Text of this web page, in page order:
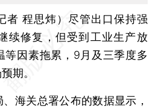
者 程思炜） 尽管出口保持强
续修复，但受到工业生产放
等因素拖累，9月及三季度多
期。
关总署公布的数据显示，